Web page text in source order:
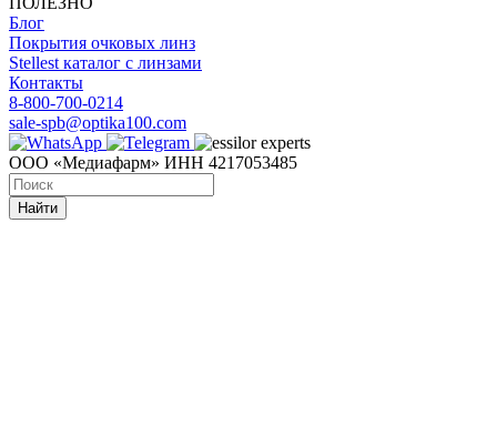
Блог
Покрытия очковых линз
Stellest каталог с линзами
Контакты
8-800-700-0214
sale-spb@optika100.com
ООО «Медиафарм» ИНН 4217053485
Найти